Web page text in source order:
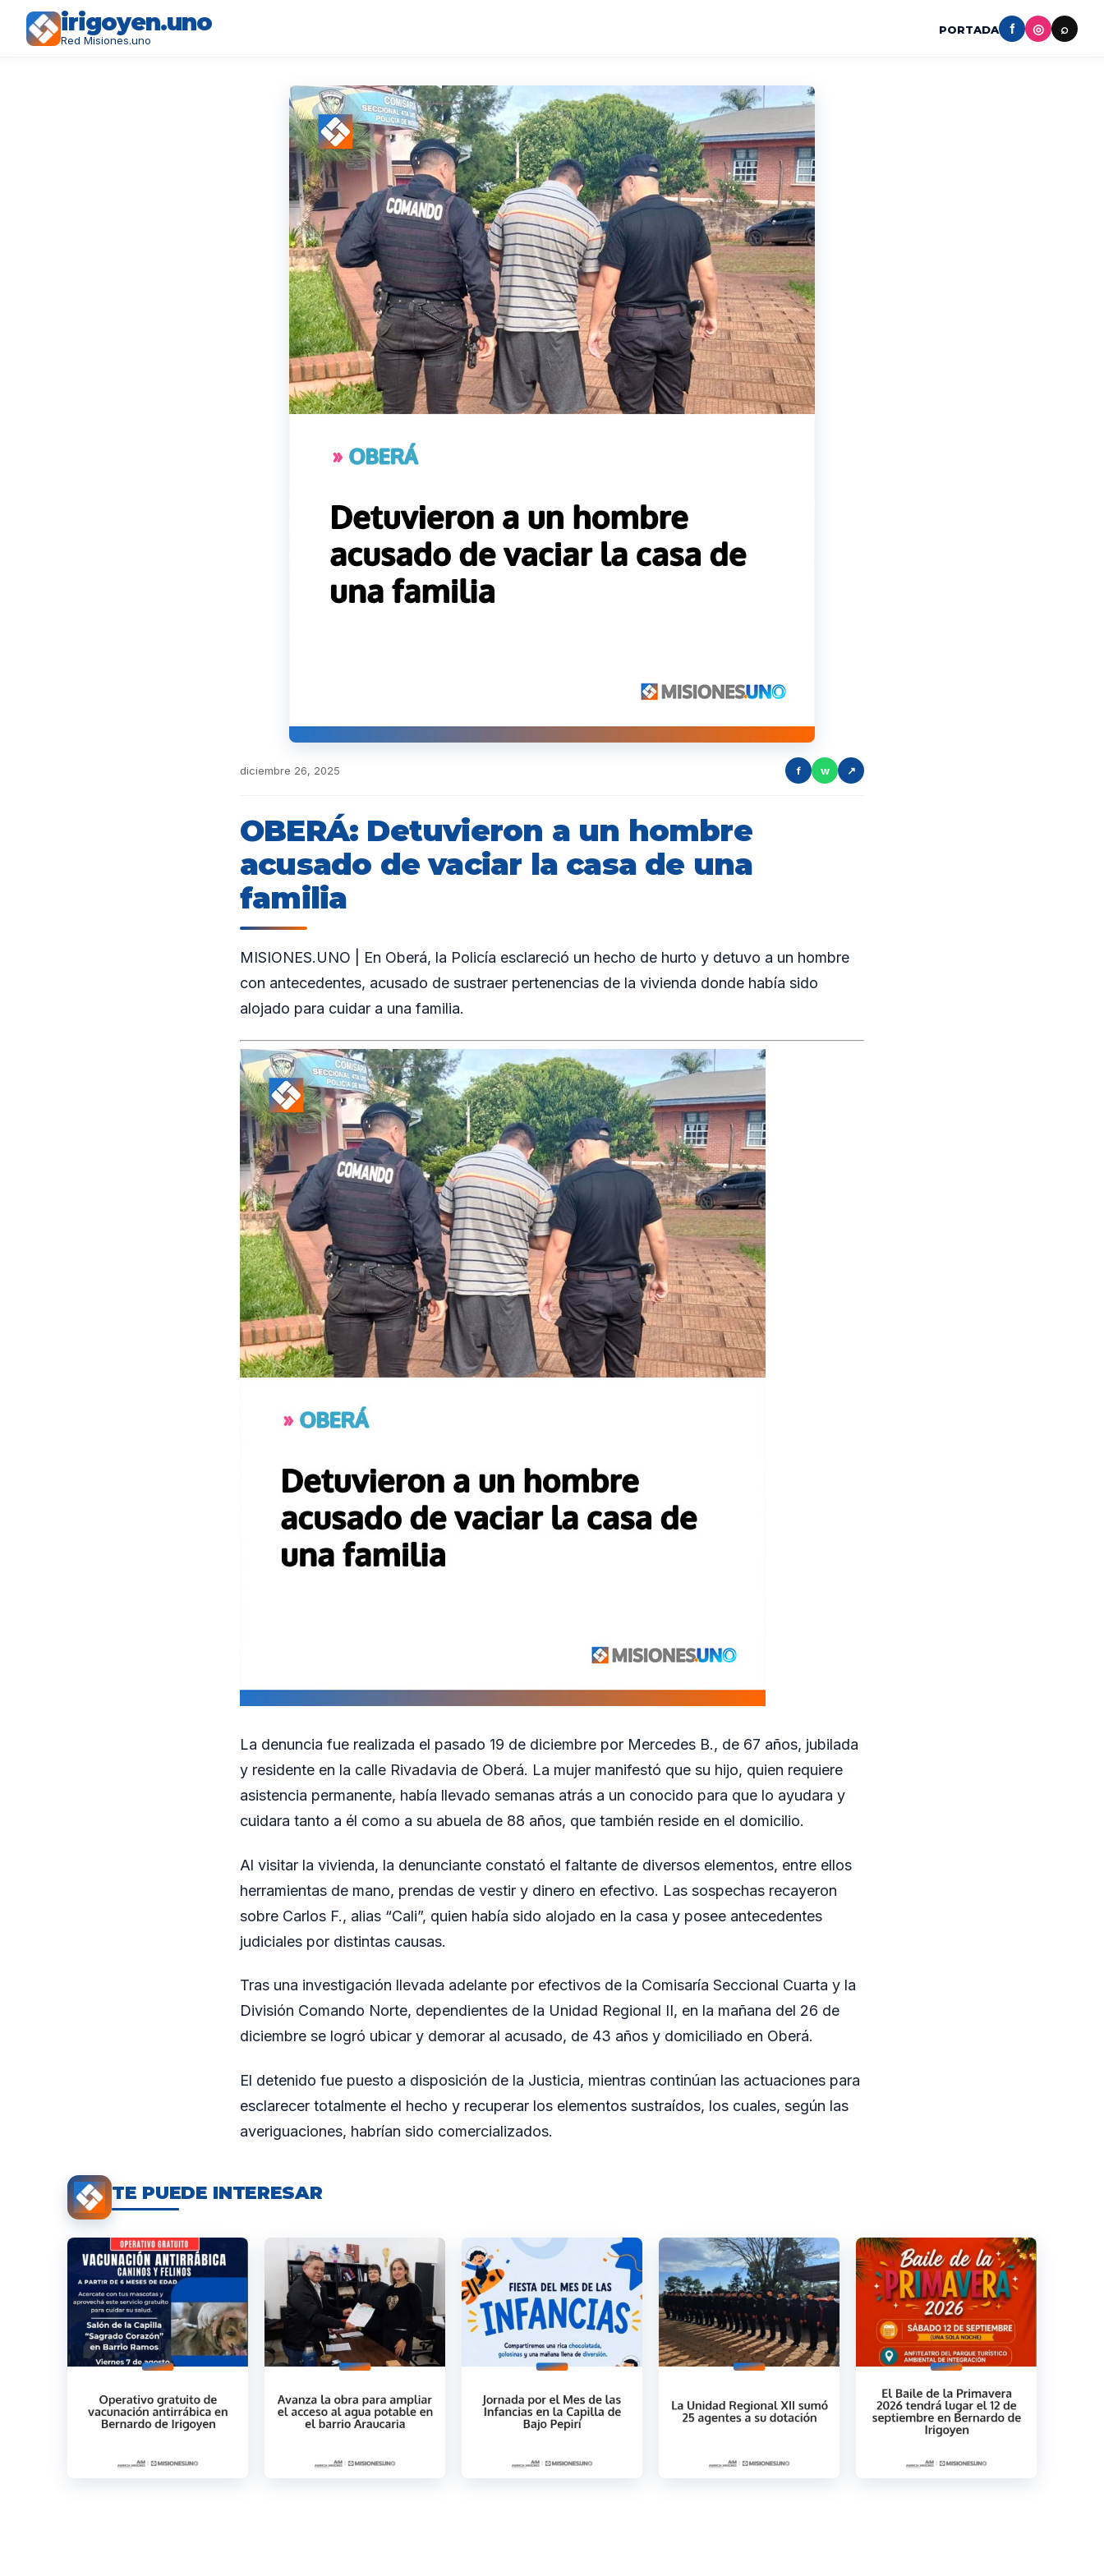
irigoyen.uno
Red Misiones.uno
PORTADA f ◎ ⌕
diciembre 26, 2025 f w ↗
OBERÁ: Detuvieron a un hombre
acusado de vaciar la casa de una
familia
MISIONES.UNO | En Oberá, la Policía esclareció un hecho de hurto y detuvo a un hombre
con antecedentes, acusado de sustraer pertenencias de la vivienda donde había sido
alojado para cuidar a una familia.
La denuncia fue realizada el pasado 19 de diciembre por Mercedes B., de 67 años, jubilada
y residente en la calle Rivadavia de Oberá. La mujer manifestó que su hijo, quien requiere
asistencia permanente, había llevado semanas atrás a un conocido para que lo ayudara y
cuidara tanto a él como a su abuela de 88 años, que también reside en el domicilio.
Al visitar la vivienda, la denunciante constató el faltante de diversos elementos, entre ellos
herramientas de mano, prendas de vestir y dinero en efectivo. Las sospechas recayeron
sobre Carlos F., alias “Cali”, quien había sido alojado en la casa y posee antecedentes
judiciales por distintas causas.
Tras una investigación llevada adelante por efectivos de la Comisaría Seccional Cuarta y la
División Comando Norte, dependientes de la Unidad Regional II, en la mañana del 26 de
diciembre se logró ubicar y demorar al acusado, de 43 años y domiciliado en Oberá.
El detenido fue puesto a disposición de la Justicia, mientras continúan las actuaciones para
esclarecer totalmente el hecho y recuperar los elementos sustraídos, los cuales, según las
averiguaciones, habrían sido comercializados.
TE PUEDE INTERESAR